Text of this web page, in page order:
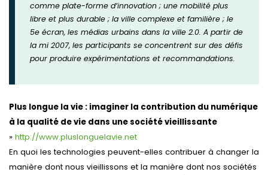
comme plate-forme d’innovation ; une mobilité plus
libre et plus durable ; la ville complexe et familière ; le
5e écran, les médias urbains dans la ville 2.0. A partir de
la mi 2007, les participants se concentrent sur des défis
pour produire expérimentations et recommandations.
Plus longue la vie : imaginer la contribution du numérique
à la qualité de vie dans une société vieillissante
» http://www.pluslonguelavie.net
En quoi les technologies peuvent-elles contribuer à changer la
manière dont nous vieillissons et la manière dont nos sociétés